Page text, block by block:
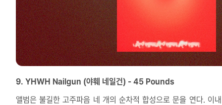
9. YHWH Nailgun (야훼 네일건) - 45 Pounds
앨범은 불길한 고주파음 네 개의 순차적 합성으로 문을 연다. 이